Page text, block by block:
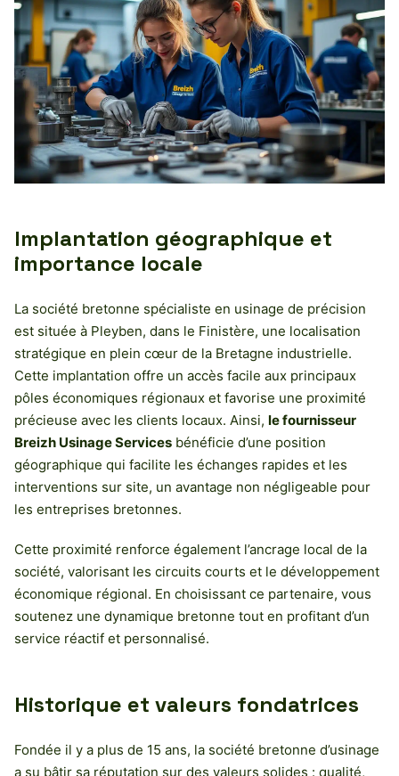
Implantation géographique et
importance locale
La société bretonne spécialiste en usinage de précision
est située à Pleyben, dans le Finistère, une localisation
stratégique en plein cœur de la Bretagne industrielle.
Cette implantation offre un accès facile aux principaux
pôles économiques régionaux et favorise une proximité
précieuse avec les clients locaux. Ainsi, le fournisseur
Breizh Usinage Services bénéficie d’une position
géographique qui facilite les échanges rapides et les
interventions sur site, un avantage non négligeable pour
les entreprises bretonnes.
Cette proximité renforce également l’ancrage local de la
société, valorisant les circuits courts et le développement
économique régional. En choisissant ce partenaire, vous
soutenez une dynamique bretonne tout en profitant d’un
service réactif et personnalisé.
Historique et valeurs fondatrices
Fondée il y a plus de 15 ans, la société bretonne d’usinage
a su bâtir sa réputation sur des valeurs solides : qualité,